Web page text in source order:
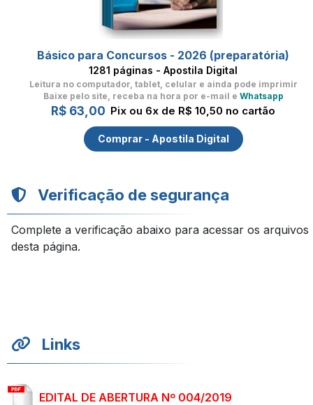
Básico para Concursos - 2026 (preparatória)
1281 páginas - Apostila Digital
Leitura no computador, tablet, celular e ainda pode imprimir
Baixe pelo site, receba na hora por e-mail e Whatsapp
R$ 63,00 Pix ou 6x de R$ 10,50 no cartão
Comprar - Apostila Digital
Verificação de segurança
Complete a verificação abaixo para acessar os arquivos
desta página.
Links
EDITAL DE ABERTURA Nº 004/2019